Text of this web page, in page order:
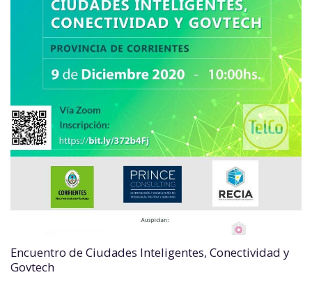
Encuentro de Ciudades Inteligentes, Conectividad y
Govtech